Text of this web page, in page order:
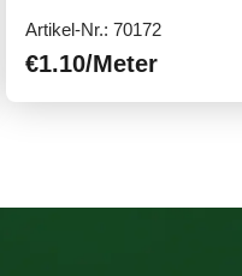
Artikel-Nr.: 70172
€1.10/Meter